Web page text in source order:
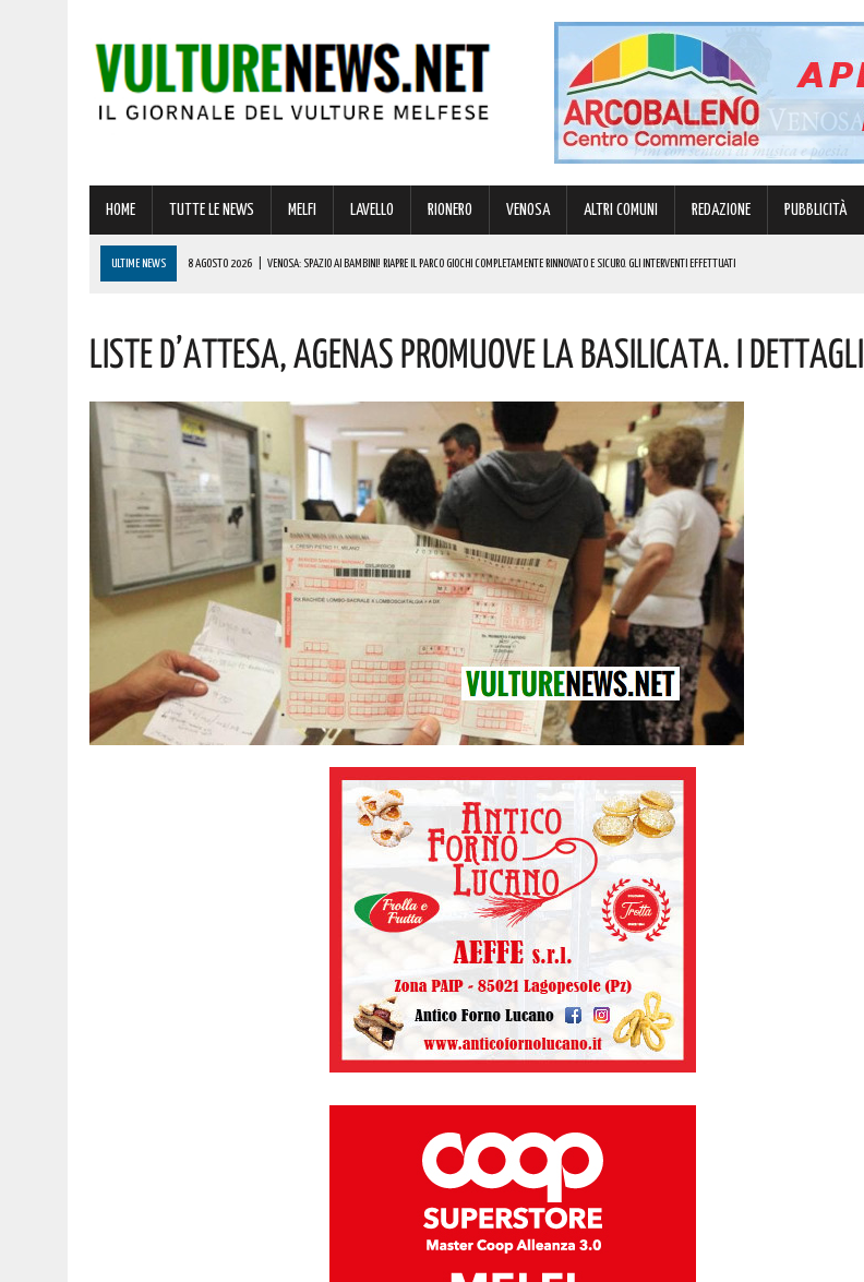
HOME TUTTE LE NEWS MELFI LAVELLO RIONERO VENOSA ALTRI COMUNI REDAZIONE PUBBLICITÀ
ULTIME NEWS 8 AGOSTO 2026 VENOSA: SPAZIO AI BAMBINI! RIAPRE IL PARCO GIOCHI COMPLETAMENTE RINNOVATO E SICURO. GLI INTERVENTI EFFETTUATI
|
8 AGOSTO 2026 | VANDALISMI E ROGHI AD ATELLA: “AMAREZZA E PREOCCUPAZIONE. MASSIMA FIDUCIA NELLE FORZE DELL’ORDINE”
8 AGOSTO 2026 | BASILICATA: CLEMENTINO PRONTO A PORTARE SUL PALCO L’ENERGIA DI “GRANDE ANIMA”. IL CONCERTO AD INGRESSO GRATUITO
Liste D’attesa, Agenas Promuove La Basilicata. I Dettagli